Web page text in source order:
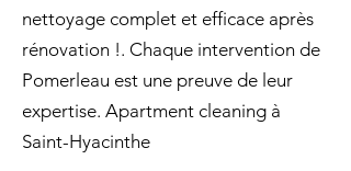
nettoyage complet et efficace après
rénovation !. Chaque intervention de
Pomerleau est une preuve de leur
expertise. Apartment cleaning à
Saint-Hyacinthe